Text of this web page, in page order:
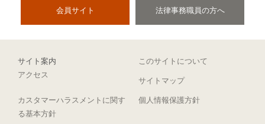
会員サイト 法律事務職員の方へ
サイト案内
このサイトについて
アクセス
サイトマップ
カスタマーハラスメントに関す
る基本方針
個人情報保護方針